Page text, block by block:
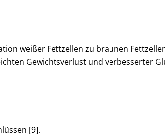
weißer Fettzellen zu braunen
Gewichtsverlust und verbesserter
[9].